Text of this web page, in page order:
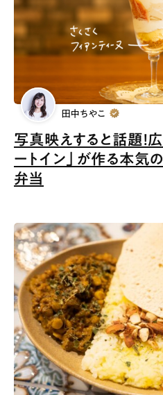
写真映えすると話題！
ートイン」が作る本気
弁当
田中ちやこ